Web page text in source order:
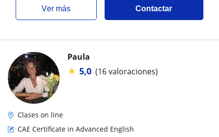
ver más Contactar
Paula
★ 5,0 (16 valoraciones)
Clases on line
CAE Certificate in Advanced English